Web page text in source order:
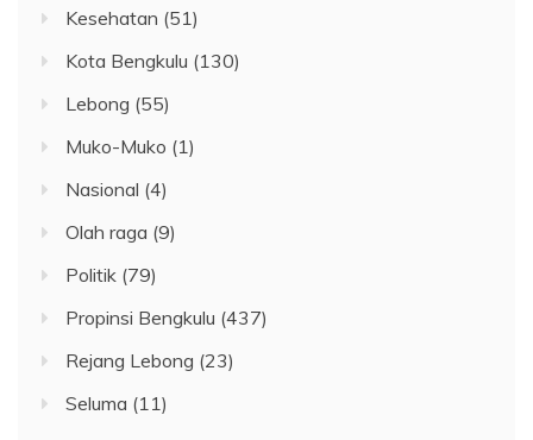
Kesehatan (51)
Kota Bengkulu (130)
Lebong (55)
Muko-Muko (1)
Nasional (4)
Olah raga (9)
Politik (79)
Propinsi Bengkulu (437)
Rejang Lebong (23)
Seluma (11)